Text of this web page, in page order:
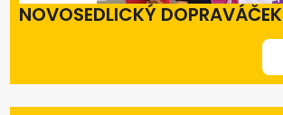
NOVOSEDLICKÝ DOPRAVÁČEK